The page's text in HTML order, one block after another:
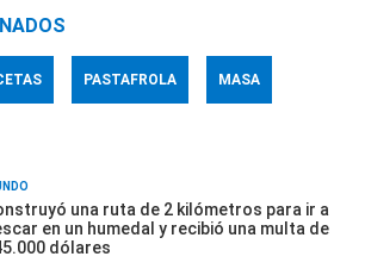
PASTAFROLA MASA
una ruta de 2 kilómetros para ir a
en un humedal y recibió una multa de
dólares